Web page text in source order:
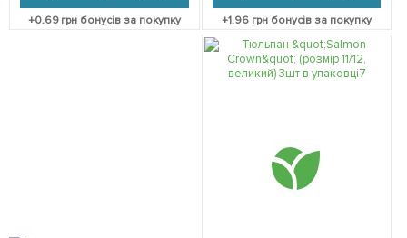
+0.69грн бонусів за покупку +1.96 грн бонусів за покупку